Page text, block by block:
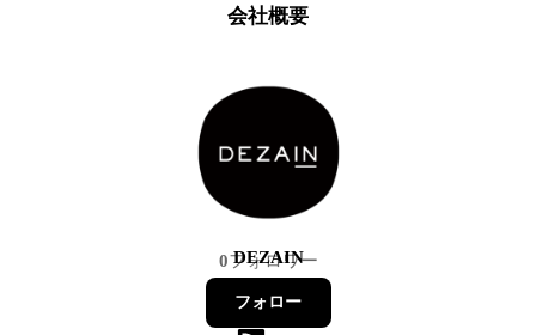
会社概要
DEZAIN
0フォロワー
フォロー